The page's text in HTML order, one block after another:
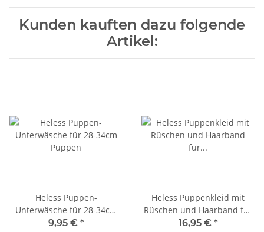
Kunden kauften dazu folgende
Artikel:
Heless Puppen-
Unterwäsche für 28-34cm
Puppen
9,95 € *
Heless Puppenkleid mit
Rüschen und Haarband für
28-34cm Puppen
16,95 € *